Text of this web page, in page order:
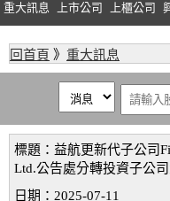
重大訊息 上市公司 上櫃公司
回首頁 》 重大訊息
標題：益航更新代子公司
Ltd.公告處分轉投資子公
日期：2025-07-11